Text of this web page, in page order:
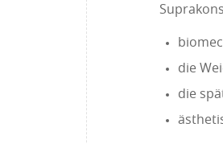
die
die